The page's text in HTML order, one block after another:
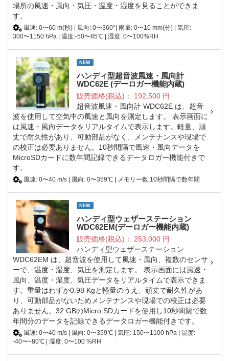
場所の風速・風向・気圧・温度・湿度を見ることができま
す。
風速: 0〜60 m(秒) | 風向: 0〜360°| 雨量: 0〜10 mm(分) | 気圧:
300〜1150 hPa | 温度:-50〜85℃ | 湿度: 0〜100%RH
NEW
ハンディ型超音波風速・風向計
WDC62E (デーロガー機能内蔵)
販売価格(税込)： 192,500円
超音波風速・風向計 WDC62E は、超音
波を使用して空気中の風速と風向を測定します。 表示画面に
は風速・風向データをリアルタイムで表示します。軽量、頑
丈で耐久性があり、可動部品がなく、メンテナンスや現場で
の校正は必要ありません。10秒間隔で風速・風向データを
MicroSDカードに数年間記録できるデータロガー機能付きで
す。
風速: 0〜40 m/s | 風向: 0〜359℃ | メモリー数:10秒間隔で数年間
NEW
ハンディ型ウェザーステーション
WDC62EM(デーロガー機能内蔵)
販売価格(税込)： 253,000円
ハンディ型ウェザーステーション
WDC62EM は、超音波を使用して風速・風向、複数のセンサ
ーで、温度・湿度、気圧を測定します。 表示画面には風速・
風向、温度・湿度、気圧データをリアルタイムで表示できま
す。重量はわずか0.98 Kgと軽量のうえ、頑丈で耐久性があ
り、可動部品がないためメンテナンスや現場での校正は必要
ありません。32 GBのMicro SDカードを使用し10秒間隔で数
年間分のデータを記録できるデータロガー機能付きです。
風速: 0〜40 m/s | 風向: 0〜359℃ | 気圧: 150〜1100 hPa | 温度:
-40〜+80℃ | 湿度: 0〜100 %RH